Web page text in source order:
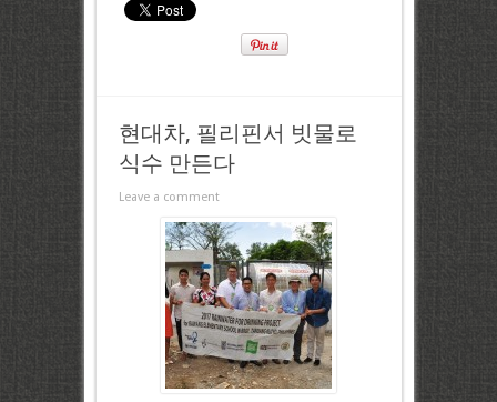
현대차, 필리핀서 빗물로
식수 만든다
Leave a comment